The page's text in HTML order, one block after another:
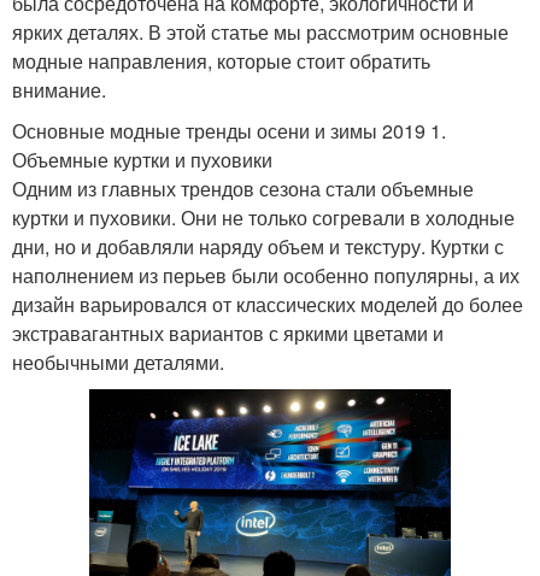
ярких деталях. В этой статье мы рассмотрим основные
модные направления, которые стоит обратить
внимание.
Основные модные тренды осени и зимы 2019 1.
Объемные куртки и пуховики
Одним из главных трендов сезона стали объемные
куртки и пуховики. Они не только согревали в холодные
дни, но и добавляли наряду объем и текстуру. Куртки с
наполнением из перьев были особенно популярны, а их
дизайн варьировался от классических моделей до более
экстравагантных вариантов с яркими цветами и
необычными деталями.